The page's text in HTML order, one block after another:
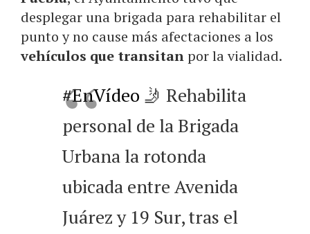
desplegar una brigada para rehabilitar el
punto y no cause más afectaciones a los
vehículos que transitanpor la vialidad.
#EnVídeo 🤳 Rehabilita
personal de la Brigada
Urbana la rotonda
ubicada entre Avenida
Juárez y 19 Sur, tras el